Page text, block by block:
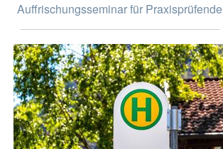
Auffrischungsseminar für Praxisprüfende